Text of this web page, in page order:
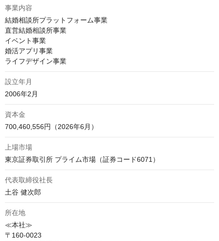
事業内容
結婚相談所プラットフォーム事業
直営結婚相談所事業
イベント事業
婚活アプリ事業
ライフデザイン事業
設立年月
2006年2月
資本金
700,460,556円（2026年6月）
上場市場
東京証券取引所 プライム市場（証券コード6071）
代表取締役社長
土谷 健次郎
所在地
≪本社≫
〒160-0023